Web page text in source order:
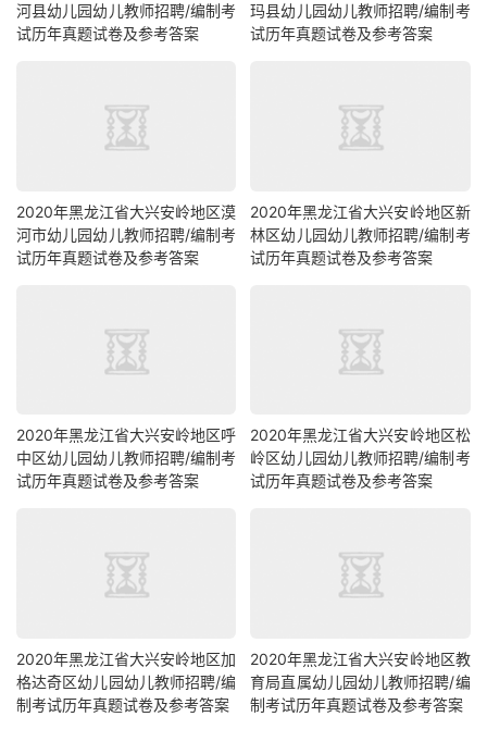
河县幼儿园幼儿教师招聘/编制考
试历年真题试卷及参考答案
玛县幼儿园幼儿教师招聘/编制考
试历年真题试卷及参考答案
2020年黑龙江省大兴安岭地区漠
河市幼儿园幼儿教师招聘/编制考
试历年真题试卷及参考答案
2020年黑龙江省大兴安岭地区新
林区幼儿园幼儿教师招聘/编制考
试历年真题试卷及参考答案
2020年黑龙江省大兴安岭地区呼
中区幼儿园幼儿教师招聘/编制考
试历年真题试卷及参考答案
2020年黑龙江省大兴安岭地区松
岭区幼儿园幼儿教师招聘/编制考
试历年真题试卷及参考答案
2020年黑龙江省大兴安岭地区加
格达奇区幼儿园幼儿教师招聘/编
制考试历年真题试卷及参考答案
2020年黑龙江省大兴安岭地区教
育局直属幼儿园幼儿教师招聘/编
制考试历年真题试卷及参考答案